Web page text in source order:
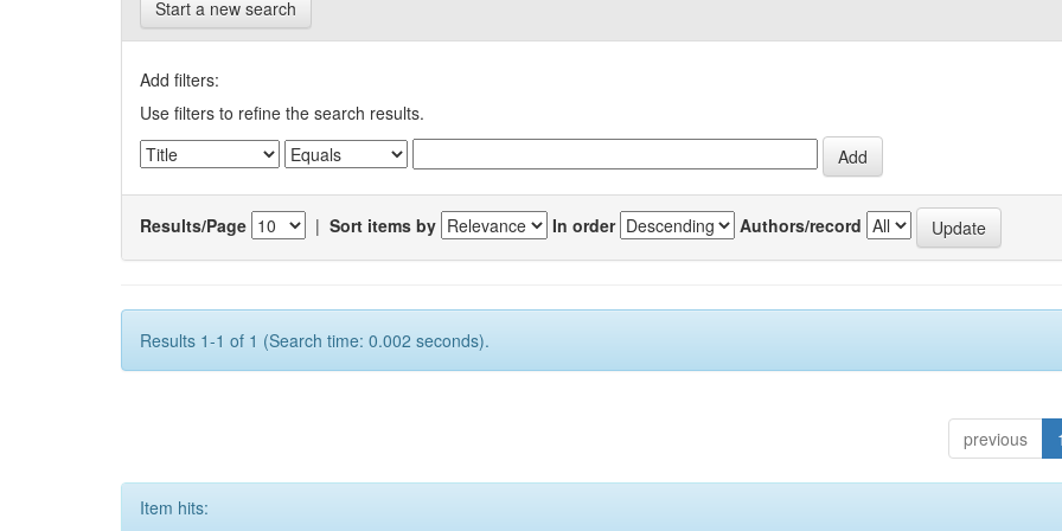
Start a new search
Add filters:
Use filters to refine the search results.
Results/Page | Sort items by In order Authors/record
Results 1-1 of 1 (Search time: 0.002 seconds).
previous 1
Item hits: